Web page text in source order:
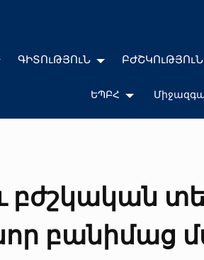
ԳԻՏՈւԹՅՈւՆ ԲԺՇԿՈւԹՅՈւՆ
ԵՊԲՀ
բժշկական
նոր բանիմաց